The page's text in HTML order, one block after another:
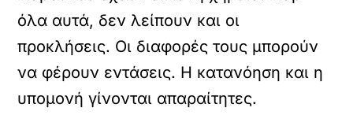
όλα αυτά, δεν λείπουν και οι
προκλήσεις. Οι διαφορές τους μπορούν
να φέρουν εντάσεις. Η κατανόηση και η
υπομονή γίνονται απαραίτητες.